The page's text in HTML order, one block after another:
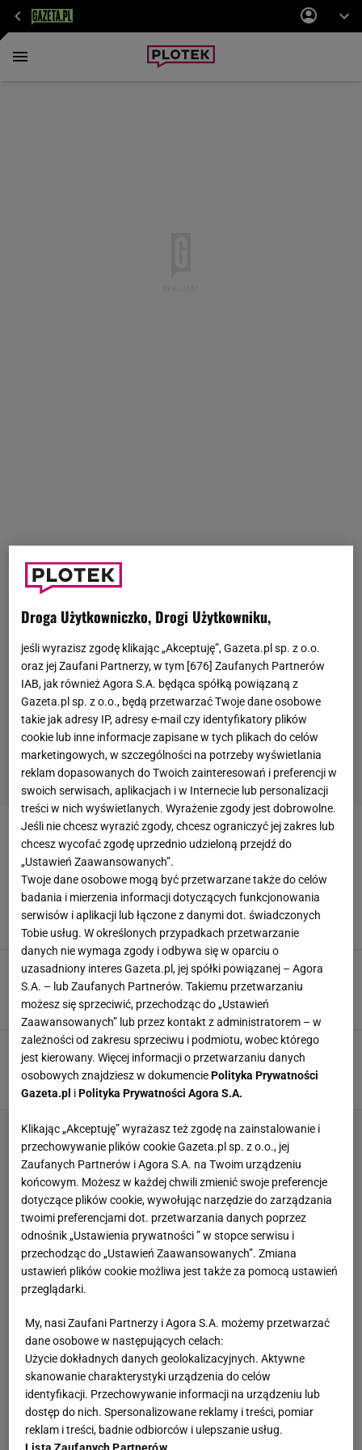
NIEBEZPIECZEŃSTWO
Zawadzka przekazuje nowe wieści z Dubaju.
Ujawniła, dlaczego została z rodziną na
miejscu
Dominika Kowalska,2 MARCA 2026, 16:35
Kwaśniewska opowiedziała o chwilach grozy.
Ola musiała uciekać przed nieznajomym
Norbert Żyła,22 PAŹDZIERNIKA 2025, 14:55
Katy Perry była o krok od tragedii. Fani
zamarli. Wszystko się nagrało
Iwona Smyrak, 19 LIPCA 2025, 15:44
Droga Użytkowniczko, Drogi Użytkowniku,
jeśli wyrazisz zgodę klikając „Akceptuję”, Gazeta.pl sp. z o.o.
oraz jej Zaufani Partnerzy, w tym [ 676 ] Zaufanych Partnerów
IAB, jak również Agora S.A. będąca spółką powiązaną z
Gazeta.pl sp. z o.o., będą przetwarzać Twoje dane osobowe
takie jak adresy IP, adresy e-mail czy identyfikatory plików
cookie lub inne informacje zapisane w tych plikach do celów
marketingowych, w szczególności na potrzeby wyświetlania
reklam dopasowanych do Twoich zainteresowań i preferencji w
swoich serwisach, aplikacjach i w Internecie lub personalizacji
treści w nich wyświetlanych. Wyrażenie zgody jest dobrowolne.
Jeśli nie chcesz wyrazić zgody, chcesz ograniczyć jej zakres lub
chcesz wycofać zgodę uprzednio udzieloną przejdź do
„Ustawień Zaawansowanych”.
Twoje dane osobowe mogą być przetwarzane także do celów
badania i mierzenia informacji dotyczących funkcjonowania
serwisów i aplikacji lub łączone z danymi dot. świadczonych
Tobie usług. W określonych przypadkach przetwarzanie
danych nie wymaga zgody i odbywa się w oparciu o
uzasadniony interes Gazeta.pl, jej spółki powiązanej – Agora
S.A. – lub Zaufanych Partnerów. Takiemu przetwarzaniu
możesz się sprzeciwić, przechodząc do „Ustawień
Zaawansowanych” lub przez kontakt z administratorem – w
zależności od zakresu sprzeciwu i podmiotu, wobec którego
jest kierowany. Więcej informacji o przetwarzaniu danych
osobowych znajdziesz w dokumencie Polityka Prywatności
Gazeta.pl i Polityka Prywatności Agora S.A.
Klikając „Akceptuję” wyrażasz też zgodę na zainstalowanie i
przechowywanie plików cookie Gazeta.pl sp. z o.o., jej
Zaufanych Partnerów i Agora S.A. na Twoim urządzeniu
końcowym. Możesz w każdej chwili zmienić swoje preferencje
dotyczące plików cookie, wywołując narzędzie do zarządzania
twoimi preferencjami dot. przetwarzania danych poprzez
odnośnik „Ustawienia prywatności ” w stopce serwisu i
przechodząc do „Ustawień Zaawansowanych”. Zmiana
ustawień plików cookie możliwa jest także za pomocą ustawień
przeglądarki.
My, nasi Zaufani Partnerzy i Agora S.A. możemy przetwarzać
dane osobowe w następujących celach:
Użycie dokładnych danych geolokalizacyjnych. Aktywne
skanowanie charakterystyki urządzenia do celów
identyfikacji. Przechowywanie informacji na urządzeniu lub
dostęp do nich. Spersonalizowane reklamy i treści, pomiar
reklam i treści, badnie odbiorców i ulepszanie usług.